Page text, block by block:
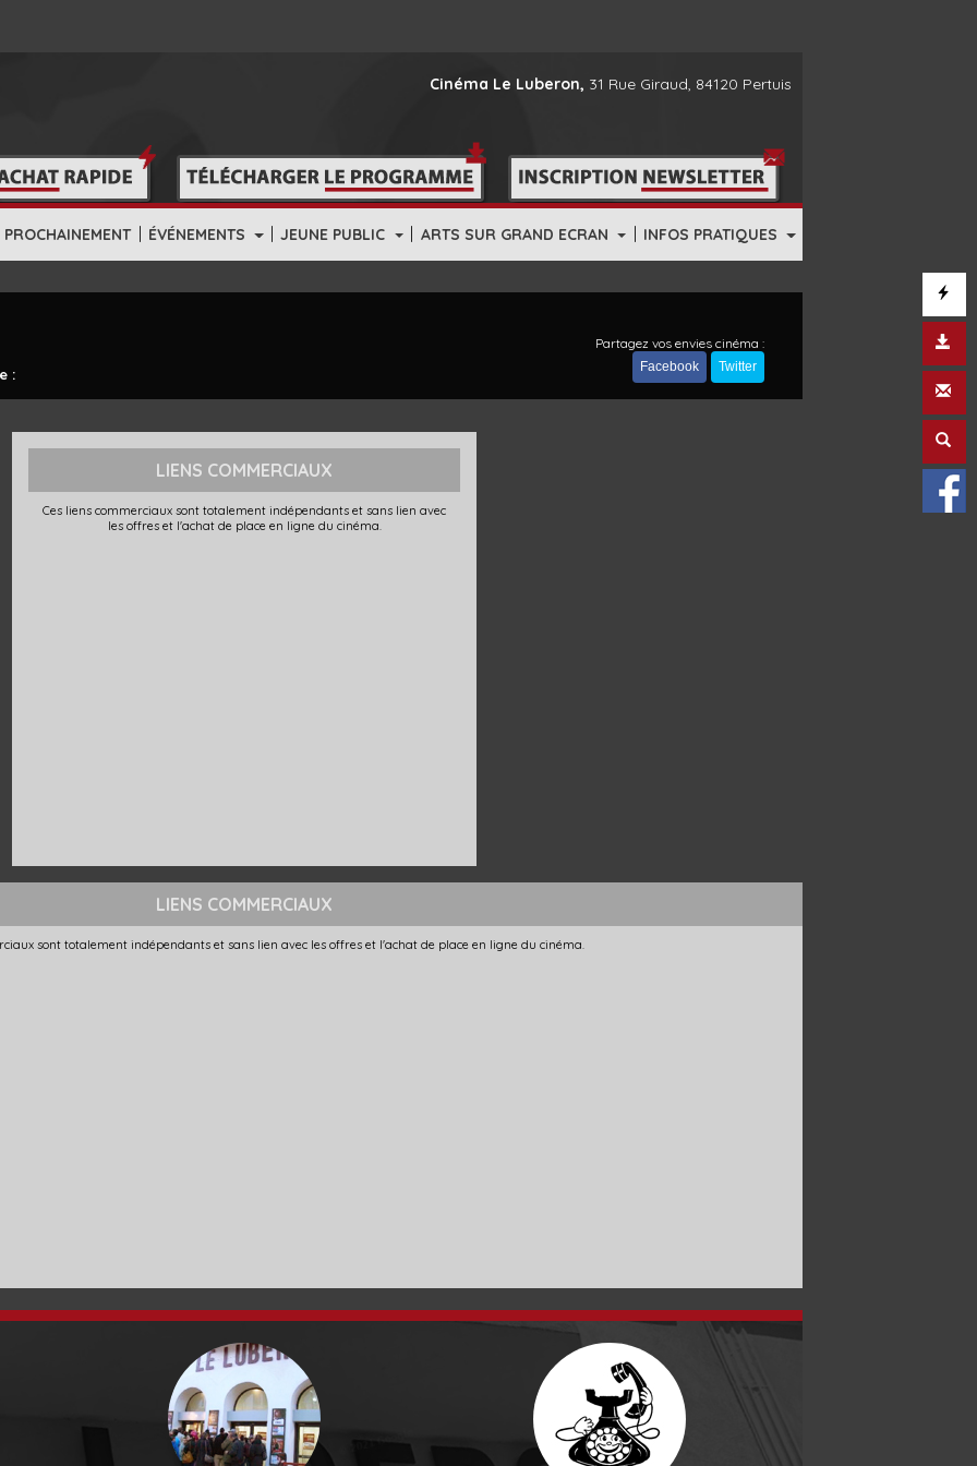
PROCHAINEMENT | ÉVÉNEMENTS | JEUNE PUBLIC | ARTS SUR GRAND ECRAN | INFOS PRATIQUES
Cinéma Le Luberon, 31 Rue Giraud, 84120 Pertuis
:
Partagez vos envies cinéma :
Facebook Twitter
LIENS COMMERCIAUX
Ces liens commerciaux sont totalement indépendants et sans lien avec
les offres et l'achat de place en ligne du cinéma.
LIENS COMMERCIAUX
sont totalement indépendants et sans lien avec les offres et l'achat de place en ligne du cinéma.